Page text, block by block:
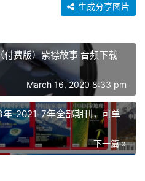
生成分享图片
费版）紫襟故事 音频下载
March 16, 2020 8:33 pm
-2021-7年全部期刊，可单
下一篇 »